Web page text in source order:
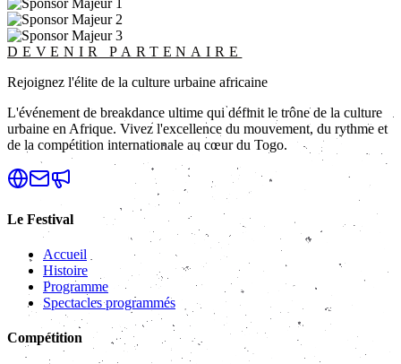
DEVENIR PARTENAIRE
Rejoignez l'élite de la culture urbaine africaine
L'événement de breakdance ultime qui définit le trône de la culture
urbaine en Afrique. Vivez l'excellence du mouvement, du rythme et
de la compétition internationale au cœur du Togo.
Le Festival
Accueil
Histoire
Programme
Spectacles programmés
Compétition